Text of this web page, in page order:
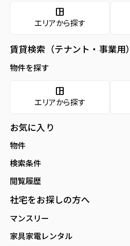
space_dashboard
エリアから探す
賃貸検索（テナント・事業用）
物件を探す
space_dashboard
エリアから探す
お気に入り
物件
検索条件
閲覧履歴
社宅をお探しの方へ
マンスリー
家具家電レンタル
現在募集中の物件arrow_forward
arrow_forward
地図・周辺環境 arrow_forward
アクセス
宮城交通バス バス
仙台市地下鉄南北線